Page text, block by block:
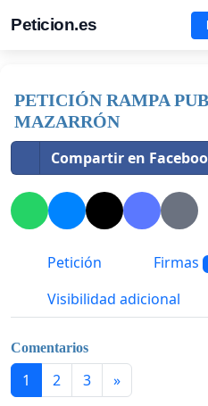
Peticion.es
PETICIÓN RAMPA
MAZARRÓN
Compartir en
Petición Firmas
Visibilidad adicional
Comentarios
1 2 3 »